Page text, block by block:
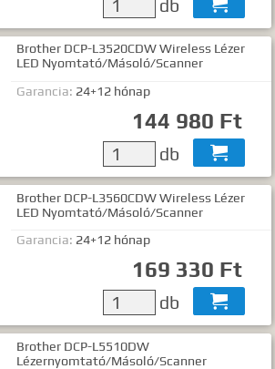
db 
Brother DCP-L3520CDW Wireless Lézer
LED Nyomtató/Másoló/Scanner
Garancia: 24+12 hónap
144 980 Ft
db 
Brother DCP-L3560CDW Wireless Lézer
LED Nyomtató/Másoló/Scanner
Garancia: 24+12 hónap
169 330 Ft
db 
Brother DCP-L5510DW
Lézernyomtató/Másoló/Scanner